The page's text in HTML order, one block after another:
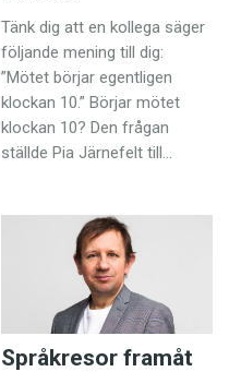
Tänk dig att en kollega säger
följande mening till dig:
”Mötet börjar egentligen
klockan 10.” Börjar mötet
klockan 10? Den frågan
ställde Pia Järnefelt till…
Språkresor framåt